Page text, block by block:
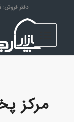
دفتر فروش: 02128424196/ کارشناسان: 09128573405
مرکز